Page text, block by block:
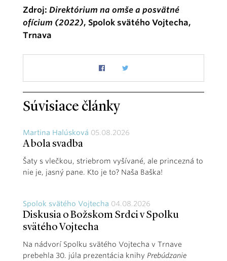
Zdroj: Direktórium na omše a posvätné
ofícium (2022), Spolok svätého Vojtecha,
Trnava
Súvisiace články
Martina Halúsková 05.08.2026
A bola svadba
Šaty s vlečkou, striebrom vyšívané, ale princezná to
nie je, jasný pane. Kto je to? Naša Baška!
Spolok svätého Vojtecha 04.08.2026
Diskusia o Božskom Srdci v Spolku
svätého Vojtecha
Na nádvorí Spolku svätého Vojtecha v Trnave
prebehla 30. júla prezentácia knihy Prebúdzanie